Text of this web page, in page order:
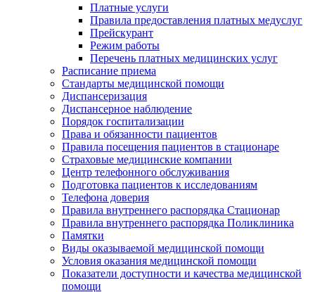
Платные услуги
Правила предоставления платных медуслуг
Прейскурант
Режим работы
Перечень платных медицинских услуг
Расписание приема
Стандарты медицинской помощи
Диспансеризация
Диспансерное наблюдение
Порядок госпитализации
Права и обязанности пациентов
Правила посещения пациентов в стационаре
Страховые медицинские компании
Центр телефонного обслуживания
Подготовка пациентов к исследованиям
Телефона доверия
Правила внутреннего распорядка Стационар
Правила внутреннего распорядка Поликлиника
Памятки
Виды оказываемой медицинской помощи
Условия оказания медицинской помощи
Показатели доступности и качества медицинской
помощи